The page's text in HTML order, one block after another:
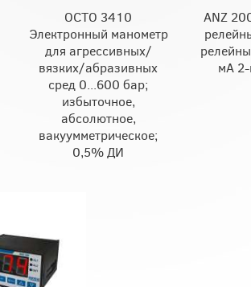
OCTO 3410
Электронный манометр
для агрессивных/
вязких/абразивных
сред 0...600 бар;
избыточное,
абсолютное,
вакуумметрическое;
0,5% ДИ
ANZ
мA